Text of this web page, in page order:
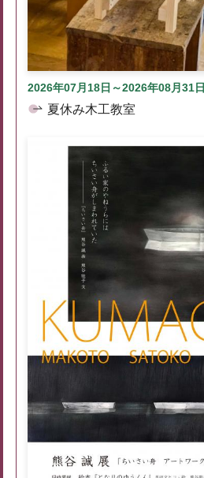
2026年07月18日～2026年08月31日
夏休み木工教室